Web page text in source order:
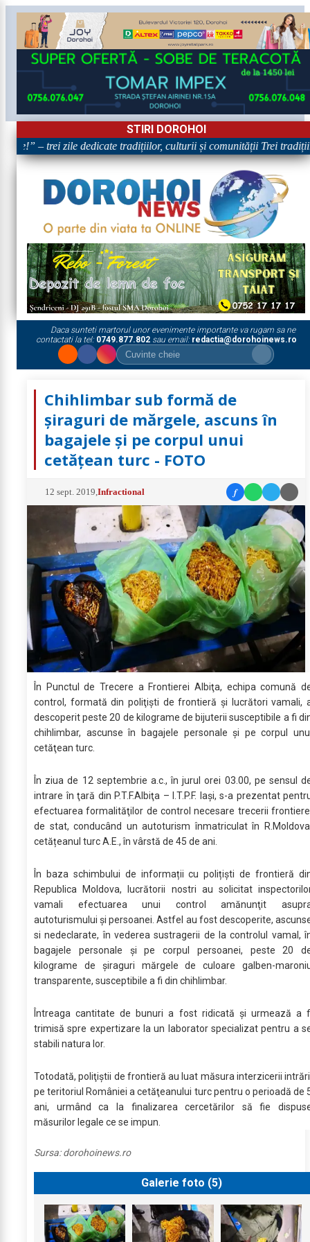
STIRI DOROHOI
– trei zile dedicate tradițiilor, culturii și comunității Trei tradiții.
Daca sunteti martorul unor evenimente importante va rugam sa ne
contactati la tel: 0749.877.802sau email: redactia@dorohoinews.ro
Chihlimbar sub formă de
șiraguri de mărgele, ascuns în
bagajele și pe corpul unui
cetățean turc - FOTO
12 sept. 2019 ,Infractional f
În Punctul de Trecere a Frontierei Albiţa, echipa comună
control, formată din poliţişti de frontieră şi lucrători vamali,
descoperit peste 20 de kilograme de bijuterii susceptibile a fi
chihlimbar, ascunse în bagajele personale şi pe corpul
cetăţean turc.
În ziua de 12 septembrie a.c., în jurul orei 03.00, pe sensul
intrare în ţară din P.T.F.Albiţa – I.T.P.F. Iași, s-a prezentat
efectuarea formalităţilor de control necesare trecerii
de stat, conducând un autoturism înmatriculat în
cetățeanul turc A.E., în vârstă de 45 de ani.
În baza schimbului de informații cu polițiști de frontieră
Republica Moldova, lucrătorii nostri au solicitat
vamali efectuarea unui control amănunţit
autoturismului şi persoanei. Astfel au fost descoperite,
si nedeclarate, în vederea sustragerii de la controlul vamal,
bagajele personale și pe corpul persoanei, peste 20
kilograme de șiraguri mărgele de culoare galben-
transparente, susceptibile a fi din chihlimbar.
Întreaga cantitate de bunuri a fost ridicată şi urmează a
trimisă spre expertizare la un laborator specializat pentru a
stabili natura lor.
Totodată, poliţiştii de frontieră au luat măsura interzicerii
pe teritoriul României a cetăţeanului turc pentru o perioadă de
ani, urmând ca la finalizarea cercetărilor să fie
măsurilor legale ce se impun.
Sursa:dorohoinews.ro
Galerie foto (5)